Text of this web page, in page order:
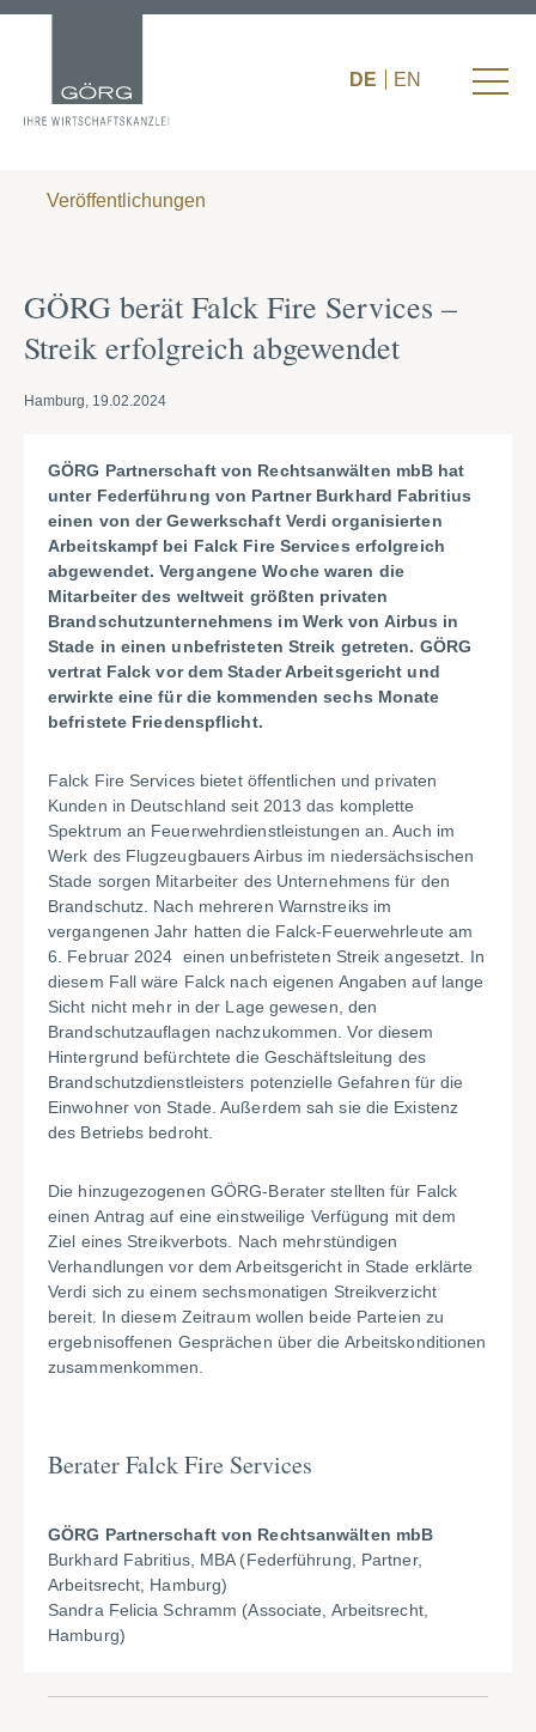
DE EN
Veröffentlichungen
GÖRG berät Falck Fire Services –
Streik erfolgreich abgewendet
Hamburg, 19.02.2024
GÖRG Partnerschaft von Rechtsanwälten mbB hat
unter Federführung von Partner Burkhard Fabritius
einen von der Gewerkschaft Verdi organisierten
Arbeitskampf bei Falck Fire Services erfolgreich
abgewendet. Vergangene Woche waren die
Mitarbeiter des weltweit größten privaten
Brandschutzunternehmens im Werk von Airbus in
Stade in einen unbefristeten Streik getreten. GÖRG
vertrat Falck vor dem Stader Arbeitsgericht und
erwirkte eine für die kommenden sechs Monate
befristete Friedenspflicht.
Falck Fire Services bietet öffentlichen und privaten
Kunden in Deutschland seit 2013 das komplette
Spektrum an Feuerwehrdienstleistungen an. Auch im
Werk des Flugzeugbauers Airbus im niedersächsischen
Stade sorgen Mitarbeiter des Unternehmens für den
Brandschutz. Nach mehreren Warnstreiks im
vergangenen Jahr hatten die Falck-Feuerwehrleute am
6. Februar 2024 einen unbefristeten Streik angesetzt. In
diesem Fall wäre Falck nach eigenen Angaben auf lange
Sicht nicht mehr in der Lage gewesen, den
Brandschutzauflagen nachzukommen. Vor diesem
Hintergrund befürchtete die Geschäftsleitung des
Brandschutzdienstleisters potenzielle Gefahren für die
Einwohner von Stade. Außerdem sah sie die Existenz
des Betriebs bedroht.
Die hinzugezogenen GÖRG-Berater stellten für Falck
einen Antrag auf eine einstweilige Verfügung mit dem
Ziel eines Streikverbots. Nach mehrstündigen
Verhandlungen vor dem Arbeitsgericht in Stade erklärte
Verdi sich zu einem sechsmonatigen Streikverzicht
bereit. In diesem Zeitraum wollen beide Parteien zu
ergebnisoffenen Gesprächen über die Arbeitskonditionen
zusammenkommen.
Berater Falck Fire Services
GÖRG Partnerschaft von Rechtsanwälten mbB
Burkhard Fabritius, MBA (Federführung, Partner,
Arbeitsrecht, Hamburg)
Sandra Felicia Schramm (Associate, Arbeitsrecht,
Hamburg)